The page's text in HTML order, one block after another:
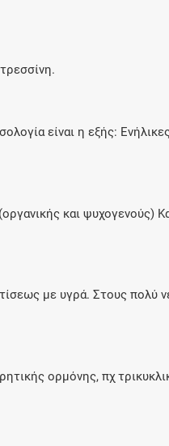
αγωγές
γεγονότα της
το 2011 μέχρι
είναι η εξής:
και
με υγρά. Στους πολύ
ορμόνης, πχ